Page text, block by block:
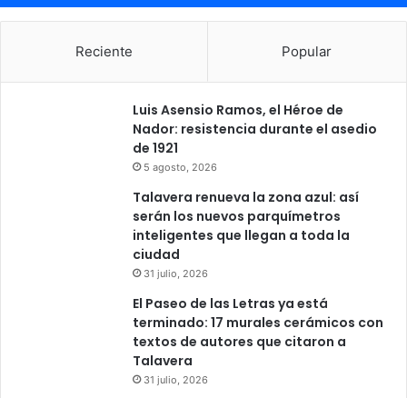
Reciente Popular
Luis Asensio Ramos, el Héroe de
Nador: resistencia durante el asedio
de 1921
5 agosto, 2026
Talavera renueva la zona azul: así
serán los nuevos parquímetros
inteligentes que llegan a toda la
ciudad
31 julio, 2026
El Paseo de las Letras ya está
terminado: 17 murales cerámicos con
textos de autores que citaron a
Talavera
31 julio, 2026